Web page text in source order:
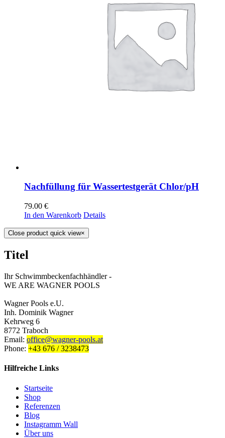
Nachfüllung für Wassertestgerät Chlor/pH
79.00 €
In den Warenkorb Details
Close product quick view×
Titel
Ihr Schwimmbeckenfachhändler -
WE ARE WAGNER POOLS
Wagner Pools e.U.
Inh. Dominik Wagner
Kehrweg 6
8772 Traboch
Email: office@wagner-pools.at
Phone: +43 676 / 3238473
Hilfreiche Links
Startseite
Shop
Referenzen
Blog
Instagramm Wall
Über uns